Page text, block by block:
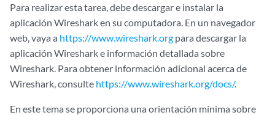
Para realizar esta tarea, debe descargar e instalar la
aplicación Wireshark en su computadora. En un navegador
web, vaya a https://www.wireshark.org para descargar la
aplicación Wireshark e información detallada sobre
Wireshark. Para obtener información adicional acerca de
Wireshark, consulte https://www.wireshark.org/docs/.
En este tema se proporciona una orientación mínima sobre